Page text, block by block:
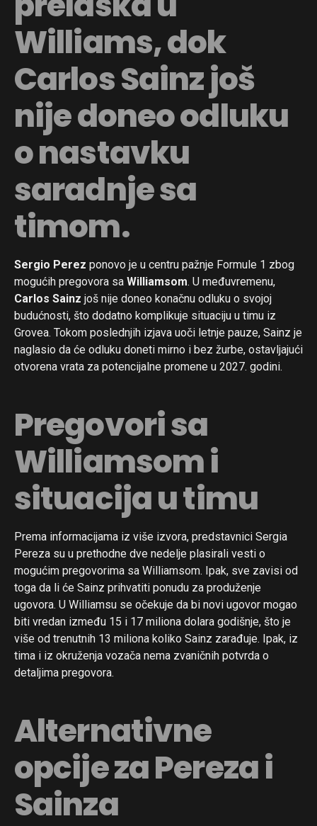
Williams, dok
Carlos Sainz još
nije doneo odluku
o nastavku
saradnje sa
timom.
Sergio Perez ponovo je u centru pažnje Formule 1 zbog
mogućih pregovora sa Williamsom. U međuvremenu,
Carlos Sainz još nije doneo konačnu odluku o svojoj
budućnosti, što dodatno komplikuje situaciju u timu iz
Grovea. Tokom poslednjih izjava uoči letnje pauze, Sainz je
naglasio da će odluku doneti mirno i bez žurbe, ostavljajući
otvorena vrata za potencijalne promene u 2027. godini.
Pregovori sa
Williamsom i
situacija u timu
Prema informacijama iz više izvora, predstavnici Sergia
Pereza su u prethodne dve nedelje plasirali vesti o
mogućim pregovorima sa Williamsom. Ipak, sve zavisi od
toga da li će Sainz prihvatiti ponudu za produženje
ugovora. U Williamsu se očekuje da bi novi ugovor mogao
biti vredan između 15 i 17 miliona dolara godišnje, što je
više od trenutnih 13 miliona koliko Sainz zarađuje. Ipak, iz
tima i iz okruženja vozača nema zvaničnih potvrda o
detaljima pregovora.
Alternativne
opcije za Pereza i
Sainza